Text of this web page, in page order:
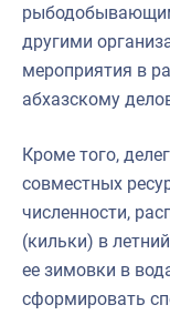
другими
мероприятия в
абхазскому
Кроме того,
совместных
численности,
(кильки) в
ее зимовки в
сформировать